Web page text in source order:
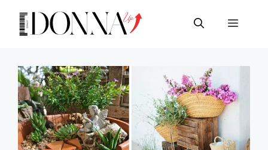
contenuto
Menu